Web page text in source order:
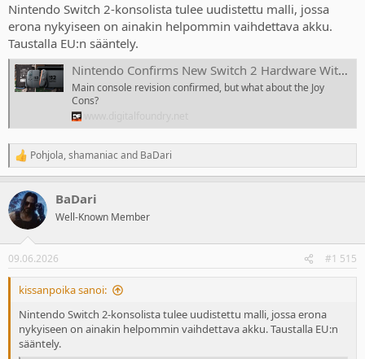
Nintendo Switch 2-konsolista tulee uudistettu malli, jossa
erona nykyiseen on ainakin helpommin vaihdettava akku.
Taustalla EU:n sääntely.
Nintendo Confirms New Switch 2 Hardware With Replaceable Battery
Main console revision confirmed, but what about the Joy
Cons?
R
e
c
t
i
s
:
Pohjola, shamaniacand BaDari
BaDari
Well-Known Member
09.06.2026 #1 515
kissanpoika sanoi:
Nintendo Switch 2-konsolista tulee uudistettu malli, jossa erona
nykyiseen on ainakin helpommin vaihdettava akku. Taustalla EU:n
sääntely.